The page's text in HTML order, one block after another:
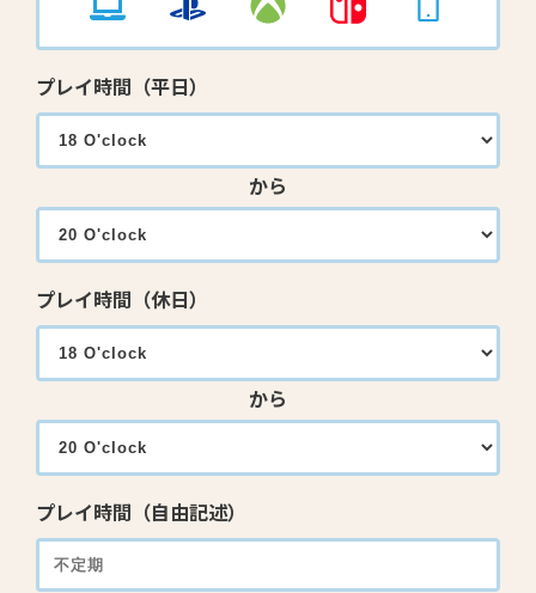
プレイ時間（平日）
から
プレイ時間（休日）
から
プレイ時間（自由記述）